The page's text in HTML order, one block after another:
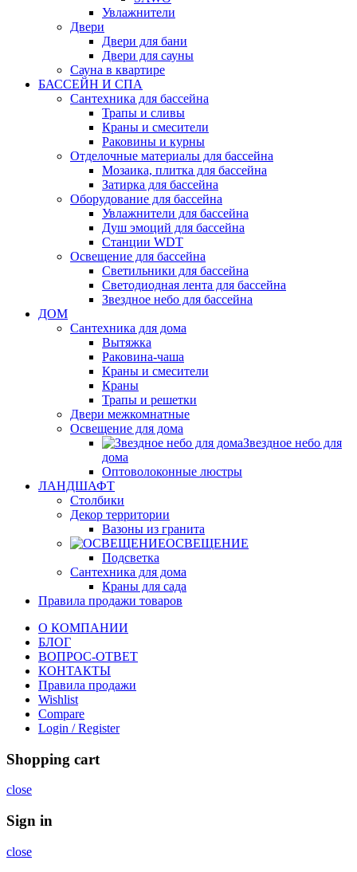
Увлажнители
Двери
Двери для бани
Двери для сауны
Сауна в квартире
БАССЕЙН И СПА
Сантехника для бассейна
Трапы и сливы
Краны и смесители
Раковины и курны
Отделочные материалы для бассейна
Мозаика, плитка для бассейна
Затирка для бассейна
Оборудование для бассейна
Увлажнители для бассейна
Душ эмоций для бассейна
Станции WDT
Освещение для бассейна
Светильники для бассейна
Светодиодная лента для бассейна
Звездное небо для бассейна
ДОМ
Сантехника для дома
Вытяжка
Раковина-чаша
Краны и смесители
Краны
Трапы и решетки
Двери межкомнатные
Освещение для дома
Звездное небо для
дома
Оптоволоконные люстры
ЛАНДШАФТ
Столбики
Декор территории
Вазоны из гранита
ОСВЕЩЕНИЕ
Подсветка
Сантехника для дома
Краны для сада
Правила продажи товаров
О КОМПАНИИ
БЛОГ
ВОПРОС-ОТВЕТ
КОНТАКТЫ
Правила продажи
Wishlist
Compare
Login / Register
Shopping cart
close
Sign in
close